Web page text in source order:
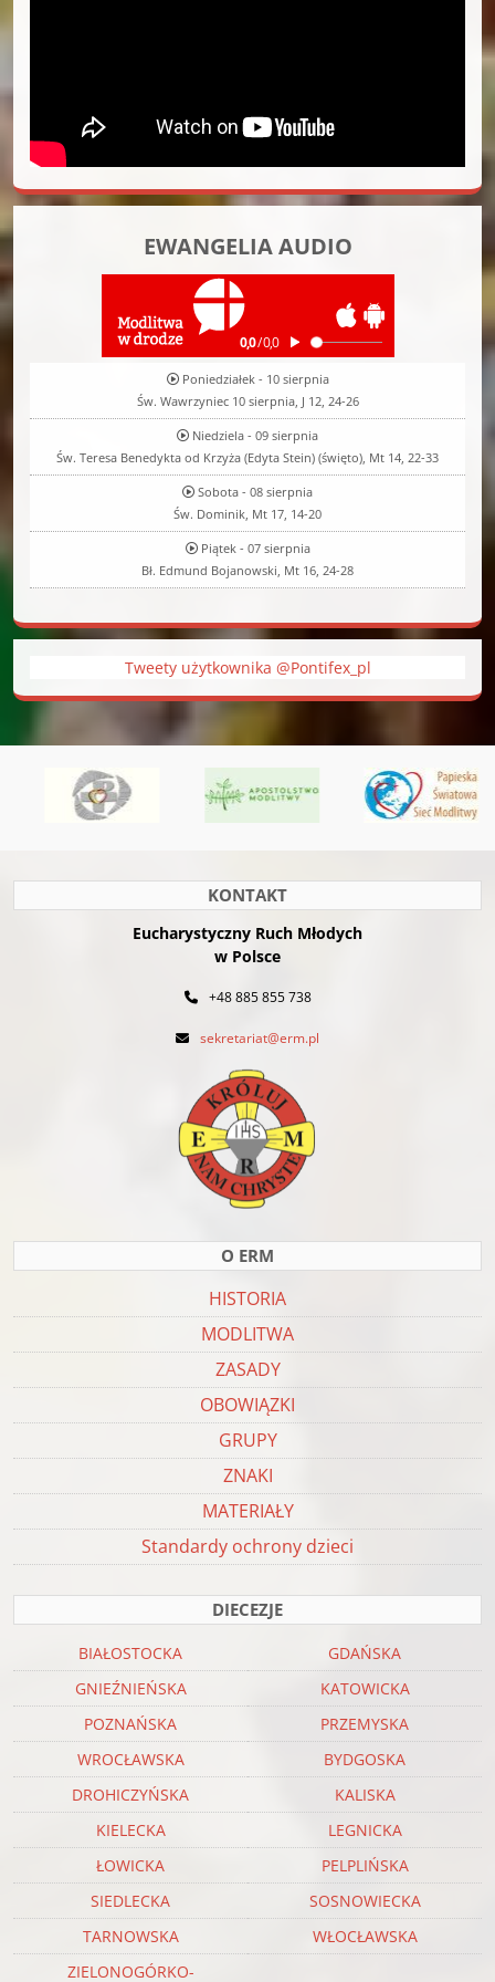
EWANGELIA AUDIO
Poniedziałek - 10 sierpnia
Św. Wawrzyniec 10 sierpnia, J 12, 24-26
Niedziela - 09 sierpnia
Św. Teresa Benedykta od Krzyża (Edyta Stein) (święto), Mt 14, 22-33
Sobota - 08 sierpnia
Św. Dominik, Mt 17, 14-20
Piątek - 07 sierpnia
Bł. Edmund Bojanowski, Mt 16, 24-28
Tweety użytkownika @Pontifex_pl
KONTAKT
Eucharystyczny Ruch Młodych
w Polsce
+48 885 855 738
sekretariat@erm.pl
O ERM
HISTORIA
MODLITWA
ZASADY
OBOWIĄZKI
GRUPY
ZNAKI
MATERIAŁY
Standardy ochrony dzieci
DIECEZJE
BIAŁOSTOCKA
GDAŃSKA
GNIEŹNIEŃSKA
KATOWICKA
POZNAŃSKA
PRZEMYSKA
WROCŁAWSKA
BYDGOSKA
DROHICZYŃSKA
KALISKA
KIELECKA
LEGNICKA
ŁOWICKA
PELPLIŃSKA
SIEDLECKA
SOSNOWIECKA
TARNOWSKA
WŁOCŁAWSKA
ZIELONOGÓRKO-